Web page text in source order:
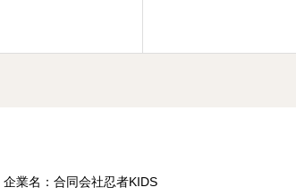
企業名：合同会社忍者KIDS